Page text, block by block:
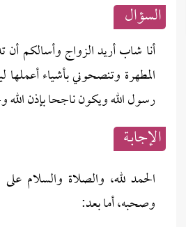
السؤال
أنا شاب أريد الزواج وأسالكم أن
المطهرة وتنصحوني بأشياء
رسول الله ويكون ناجحا بإذن الله
الإجابــة
الحمد لله، والصلاة والسلام
وصحبه، أما بعد: